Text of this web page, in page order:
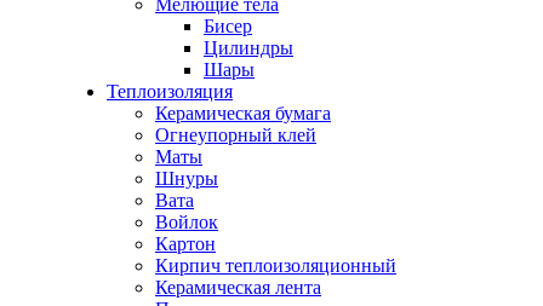
Мелющие тела
Бисер
Цилиндры
Шары
Теплоизоляция
Керамическая бумага
Огнеупорный клей
Маты
Шнуры
Вата
Войлок
Картон
Кирпич теплоизоляционный
Керамическая лента